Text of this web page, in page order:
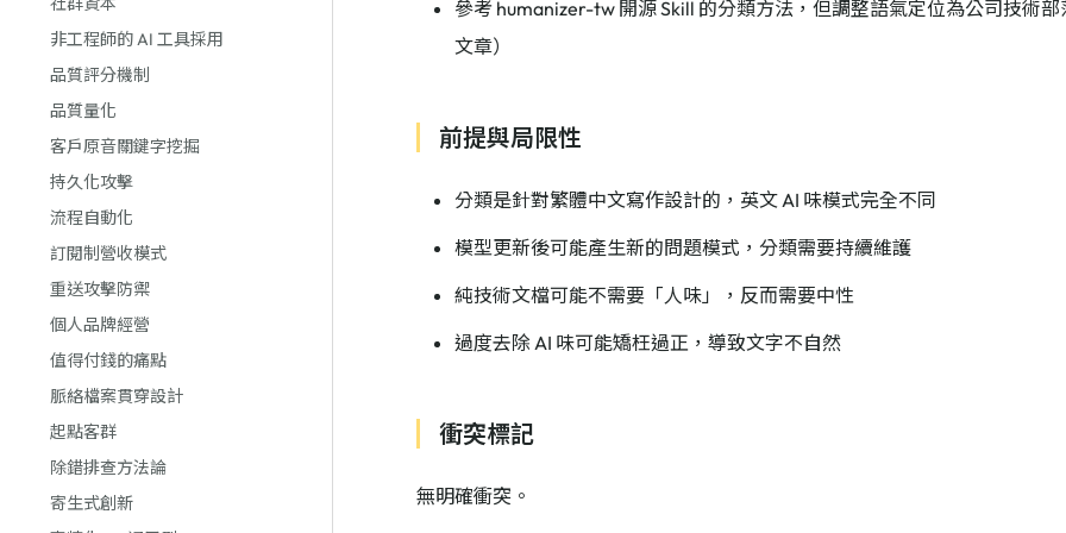
非工程師的 AI 工具採用
品質評分機制
品質量化
客戶原音關鍵字挖掘
持久化攻擊
流程自動化
訂閱制營收模式
重送攻擊防禦
個人品牌經營
值得付錢的痛點
脈絡檔案貫穿設計
起點客群
除錯排查方法論
寄生式創新
參考 humanizer-tw 開源 Skill 的分類方法，但調整語氣定位為公司技術
文章）
前提與局限性
分類是針對繁體中文寫作設計的，英文 AI 味模式完全不同
模型更新後可能產生新的問題模式，分類需要持續維護
純技術文檔可能不需要「人味」，反而需要中性
過度去除 AI 味可能矯枉過正，導致文字不自然
衝突標記
無明確衝突。